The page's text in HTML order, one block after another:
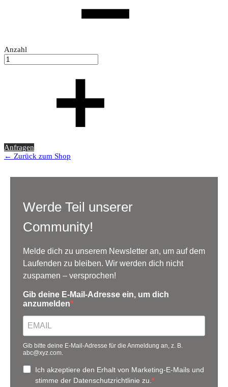
Anzahl
Anfragen
← Zurück zum Shop
Werde Teil unserer
Community!
Melde dich zu unserem Newsletter an, um auf dem
Laufenden zu bleiben. Wir werden dich nicht
zuspamen – versprochen!
Gib deine E-Mail-Adresse ein, um dich
anzumelden
Gib bitte deine E-Mail-Adresse für die Anmeldung an, z. B.
abc@xyz.com.
Ich akzeptiere den Erhalt von Marketing-E-Mails und
stimme der Datenschutzrichtlinie zu.